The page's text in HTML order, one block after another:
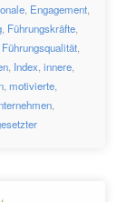
, Engagement,
Führungskräfte
Führungsqualität
, Index innere,
motivierte